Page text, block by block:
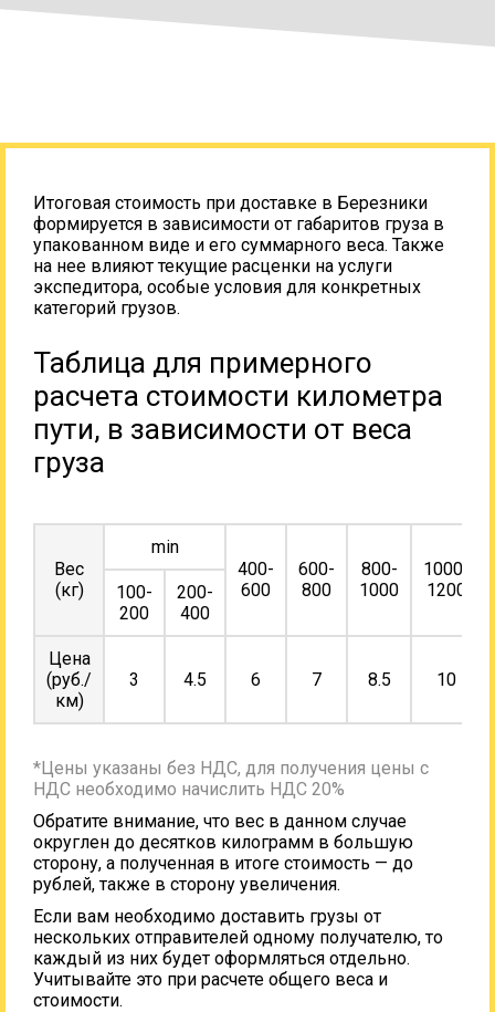
Итоговая стоимость при доставке в Березники
формируется в зависимости от габаритов груза в
упакованном виде и его суммарного веса. Также
на нее влияют текущие расценки на услуги
экспедитора, особые условия для конкретных
категорий грузов.
Таблица для примерного
расчета стоимости километра
пути, в зависимости от веса
груза
Вес
(кг)
min
400-
600
600-
800
800-
1000
1000-
1200
100-
200
200-
400
Цена
(руб./
км)
3 4.5 6 7 8.5 10
*Цены указаны без НДС, для получения цены с
НДС необходимо начислить НДС 20%
Обратите внимание, что вес в данном случае
округлен до десятков килограмм в большую
сторону, а полученная в итоге стоимость — до
рублей, также в сторону увеличения.
Если вам необходимо доставить грузы от
нескольких отправителей одному получателю, то
каждый из них будет оформляться отдельно.
Учитывайте это при расчете общего веса и
стоимости.